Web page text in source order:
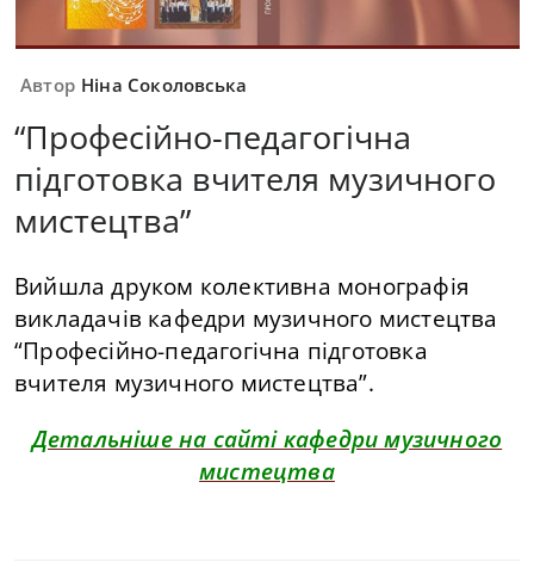
Автор Ніна Соколовська
“Професійно-педагогічна
підготовка вчителя музичного
мистецтва”
Вийшла друком колективна монографія
викладачів кафедри музичного мистецтва
“Професійно-педагогічна підготовка
вчителя музичного мистецтва”.
Детальніше на сайті кафедри музичного
мистецтва